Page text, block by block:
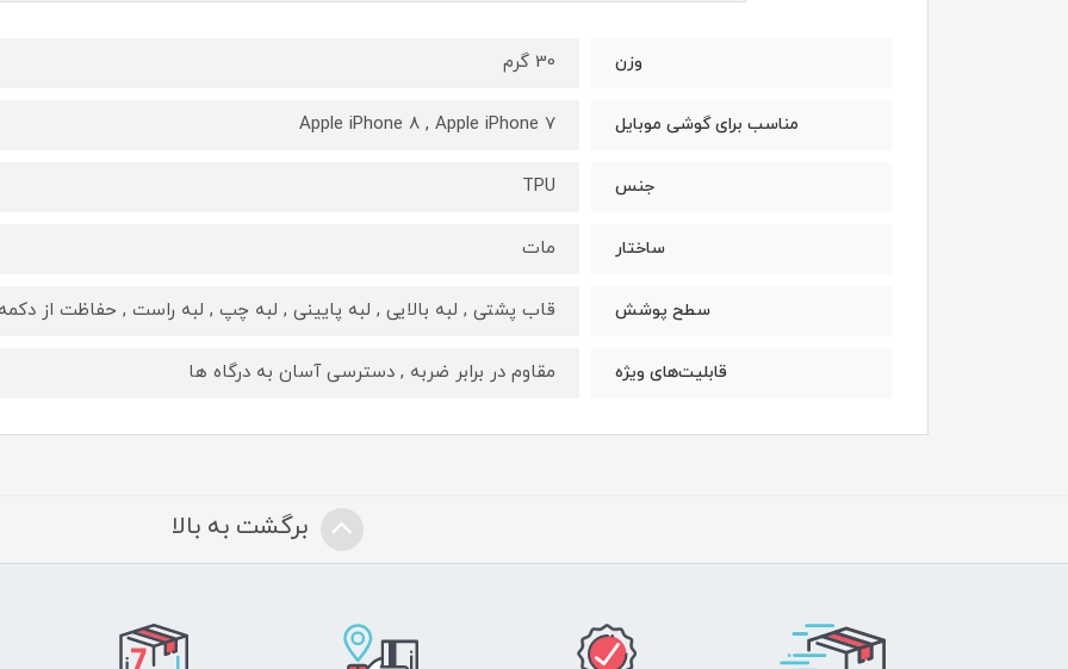
وزن 30 گرم
مناسب برای گوشی موبایل Apple iPhone 8 , Apple iPhone 7
جنس TPU
ساختار مات
سطح پوشش قاب پشتی , لبه بالایی , لبه پایینی , لبه چپ , لبه راست , حفاظت از
قابلیت‌های ویژه مقاوم در برابر ضربه , دسترسی آسان به درگاه ها
برگشت به بالا